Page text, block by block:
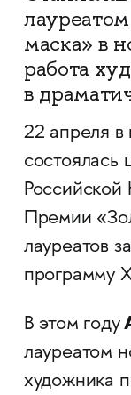
маска» в
работа
в
22 апреля в
состоялась
Российской
Премии
лауреатов
программу
В этом году
лауреатом
художника